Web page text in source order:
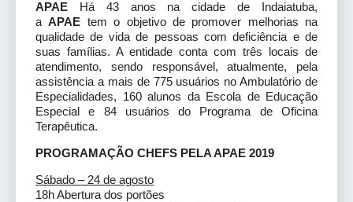
APAE Há 43 anos na cidade de Indaiatuba,
aAPAE tem o objetivo de promover melhorias na
qualidade de vida de pessoas com deficiência e de
suas famílias. A entidade conta com três locais de
atendimento, sendo responsável, atualmente, pela
assistência a mais de 775 usuários no Ambulatório de
Especialidades, 160 alunos da Escola de Educação
Especial e 84 usuários do Programa de Oficina
Terapêutica.
PROGRAMAÇÃO CHEFS PELA APAE 2019
Sábado – 24 de agosto
18h Abertura dos portões